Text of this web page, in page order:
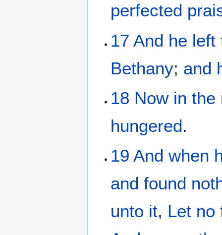
perfected
17 And he left
Bethany; and
18 Now in the
hungered.
19 And when
and found
unto it, Let no